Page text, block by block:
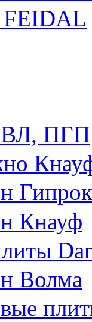
ПГП
Кнауф
Волма